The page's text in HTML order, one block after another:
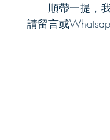
順帶一提，我
請留言或